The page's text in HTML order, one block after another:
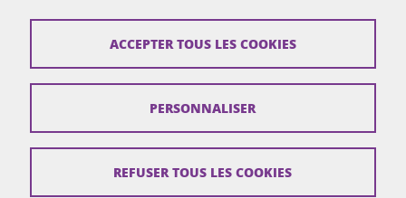
Crédits
Réclamation / Suggestion d'amélioration
Données personnelles
ACCEPTER TOUS LES COOKIES
REFUSER TOUS LES COOKIES
PERSONNALISER